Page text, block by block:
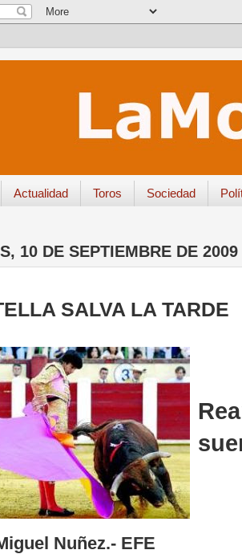
Actualidad Toros Sociedad
10 DE SEPTIEMBRE DE 2009
SALVA LA TARDE
Nuñez.- EFE